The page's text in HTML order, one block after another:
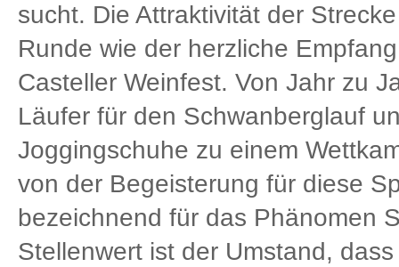
sucht. Die Attraktivität der
Runde wie der herzliche
Casteller Weinfest. Von Jahr zu
Läufer für den Schwanberglauf
Joggingschuhe zu einem
von der Begeisterung für diese
bezeichnend für das Phänomen
Stellenwert ist der Umstand,